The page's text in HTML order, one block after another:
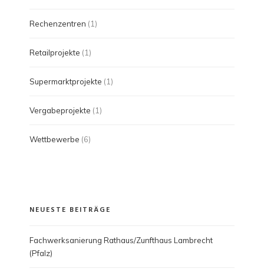
Rechenzentren (1)
Retailprojekte (1)
Supermarktprojekte (1)
Vergabeprojekte (1)
Wettbewerbe (6)
NEUESTE BEITRÄGE
Fachwerksanierung Rathaus/Zunfthaus Lambrecht
(Pfalz)